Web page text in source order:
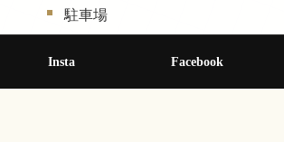
駐車場
Insta Facebook